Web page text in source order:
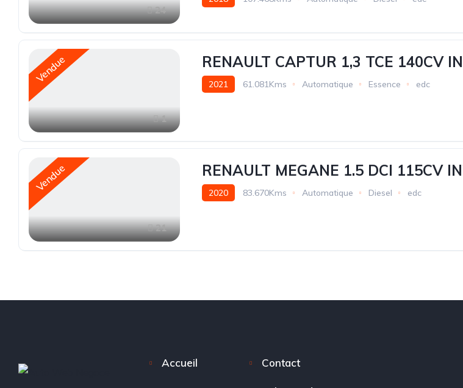
24
Vendue
1
RENAULT CAPTUR 1,3 TCE 140CV
2021 61.081Kms Automatique Essence edc
Vendue
21
RENAULT MEGANE 1.5 DCI 115CV
2020 83.670Kms Automatique Diesel edc
Accueil Contact